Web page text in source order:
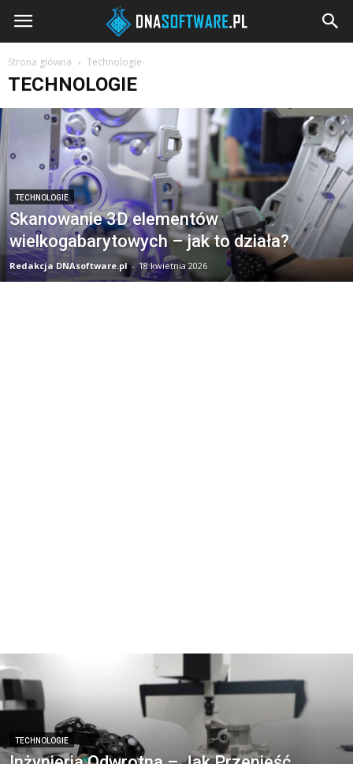
DNAsoftware.pl
Strona główna Technologie
TECHNOLOGIE
TECHNOLOGIE
Skanowanie 3D elementów
wielkogabarytowych – jak to działa?
Redakcja DNAsoftware.pl - 18 kwietnia 2026
TECHNOLOGIE